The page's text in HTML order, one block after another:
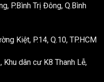
P.Bình Trị Đông, Q.Bình
Kiệt, P.14, Q.10, TP.HCM
dân cư K8 Thanh Lễ,